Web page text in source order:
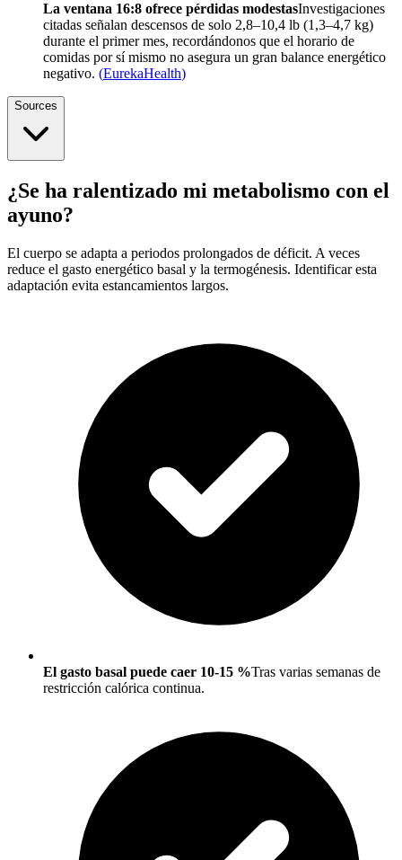
La ventana 16:8 ofrece pérdidas modestasInvestigaciones
citadas señalan descensos de solo 2,8–10,4 lb (1,3–4,7 kg)
durante el primer mes, recordándonos que el horario de
comidas por sí mismo no asegura un gran balance energético
negativo. (EurekaHealth)
Sources
¿Se ha ralentizado mi metabolismo con el
ayuno?
El cuerpo se adapta a periodos prolongados de déficit. A veces
reduce el gasto energético basal y la termogénesis. Identificar esta
adaptación evita estancamientos largos.
El gasto basal puede caer 10-15 %Tras varias semanas de
restricción calórica continua.